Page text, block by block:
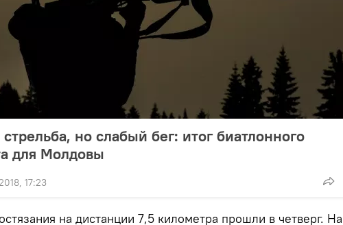
но слабый бег: итог биатлонного
для Молдовы
17:23
на дистанции 7,5 километра прошли в четверг. На